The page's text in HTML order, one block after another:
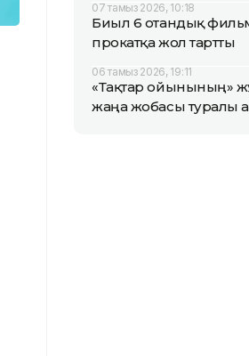
07 тамыз 2026, 10:18
Биыл 6 отандық
прокатқа жол тартты
06 тамыз 2026, 19:11
«Тақтар ойынының»
жаңа жобасы туралы